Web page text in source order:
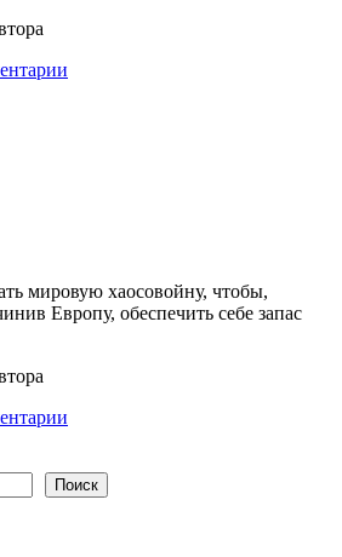
мировую хаосовойну, чтобы,
Европу, обеспечить себе запас
Поиск